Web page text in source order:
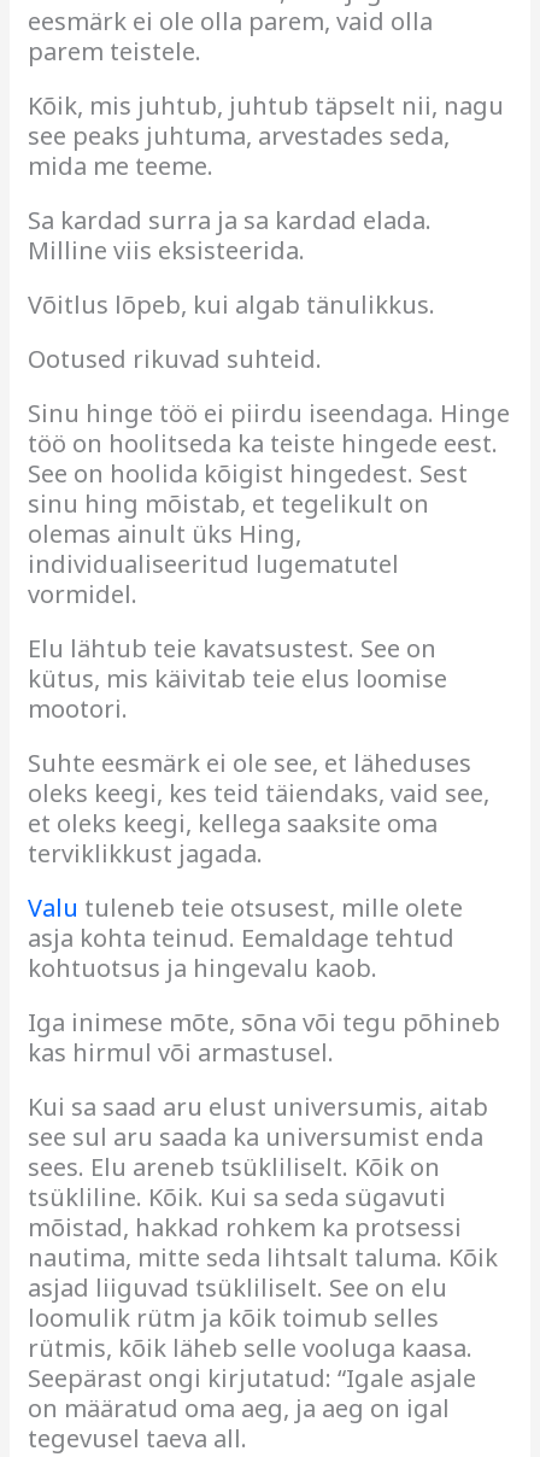
eesmärk ei ole olla parem, vaid olla
parem teistele.
Kõik, mis juhtub, juhtub täpselt nii, nagu
see peaks juhtuma, arvestades seda,
mida me teeme.
Sa kardad surra ja sa kardad elada.
Milline viis eksisteerida.
Võitlus lõpeb, kui algab tänulikkus.
Ootused rikuvad suhteid.
Sinu hinge töö ei piirdu iseendaga. Hinge
töö on hoolitseda ka teiste hingede eest.
See on hoolida kõigist hingedest. Sest
sinu hing mõistab, et tegelikult on
olemas ainult üks Hing,
individualiseeritud lugematutel
vormidel.
Elu lähtub teie kavatsustest. See on
kütus, mis käivitab teie elus loomise
mootori.
Suhte eesmärk ei ole see, et läheduses
oleks keegi, kes teid täiendaks, vaid see,
et oleks keegi, kellega saaksite oma
terviklikkust jagada.
Valu tuleneb teie otsusest, mille olete
asja kohta teinud. Eemaldage tehtud
kohtuotsus ja hingevalu kaob.
Iga inimese mõte, sõna või tegu põhineb
kas hirmul või armastusel.
Kui sa saad aru elust universumis, aitab
see sul aru saada ka universumist enda
sees. Elu areneb tsükliliselt. Kõik on
tsükliline. Kõik. Kui sa seda sügavuti
mõistad, hakkad rohkem ka protsessi
nautima, mitte seda lihtsalt taluma. Kõik
asjad liiguvad tsükliliselt. See on elu
loomulik rütm ja kõik toimub selles
rütmis, kõik läheb selle vooluga kaasa.
Seepärast ongi kirjutatud: “Igale asjale
on määratud oma aeg, ja aeg on igal
tegevusel taeva all.